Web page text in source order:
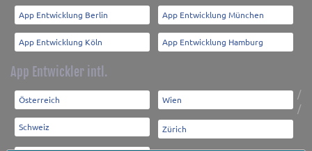
App Entwicklung Berlin App Entwicklung München
App Entwicklung Köln App Entwicklung Hamburg
App Entwickler intl.
Österreich /
Wien
Schweiz
/
Zürich